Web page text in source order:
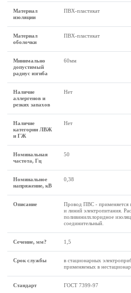
Материал
изоляции
ПВХ-пластикат
Материал
оболочки
ПВХ-пластикат
Минимально
допустимый
радиус изгиба
60мм
Наличие
аллергенов и
резких запахов
Нет
Наличие
категории ЛВЖ
и ГЖ
Нет
Номинальная
частота, Гц
50
Номинальное
напряжение, кВ
0,38
Описание
Провод ПВС - применяется
и линий электропитания.
поливинилхлоридное
соединительный.
Сечение, мм? 1,5
Срок службы
в стационарных
применяемых в
Стандарт ГОСТ 7399-97